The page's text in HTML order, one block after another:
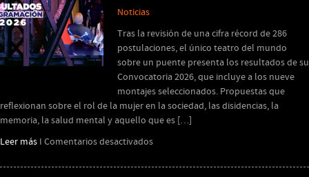
Noticias
Tras la revisión de una cifra récord de 286
postulaciones, el único teatro del mundo
sobre un puente presenta los resultados de su
Convocatoria 2026, que incluye a los nueve
montajes seleccionados. Propuestas que
reflexionan sobre el rol de la mujer en la sociedad, las disidencias, la
memoria, la salud mental y aquello que es […]
Leer más I Comentarios desactivadosen
del